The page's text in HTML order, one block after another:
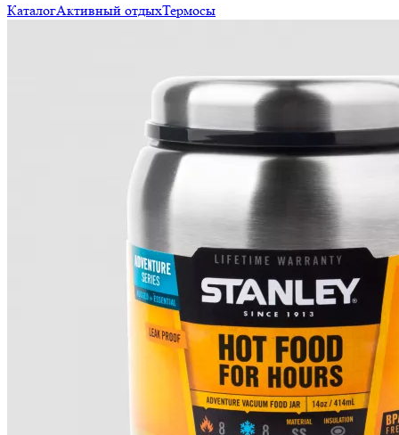
КаталогАктивный отдыхТермосы